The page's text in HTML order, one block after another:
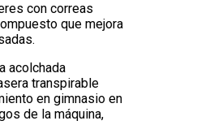
con correas
que mejora
acolchada
transpirable
en gimnasio en
de la máquina,